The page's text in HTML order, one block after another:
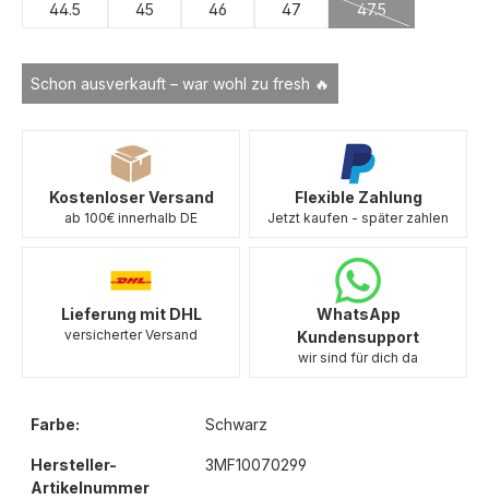
Schon ausverkauft – war wohl zu fresh 🔥
44.5
45 46 47 47.5
(Diese Option ist
Kostenloser Versand
ab 100€ innerhalb DE
Flexible Zahlung
Jetzt kaufen - später zahlen
Lieferung mit DHL
versicherter Versand
WhatsApp
Kundensupport
wir sind für dich da
Farbe: Schwarz
Hersteller-
Artikelnummer
3MF10070299